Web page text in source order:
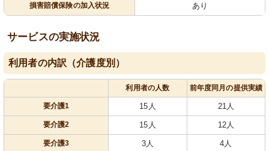
損害賠償保険の加入状況 あり
サービスの実施状況
利用者の内訳（介護度別）
利用者の人数 前年度同月の提供実績
要介護1 15人 21人
要介護2 15人 12人
要介護3 3人 4人